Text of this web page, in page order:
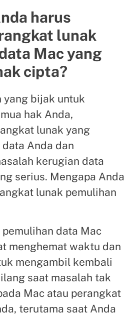
harus
lunak
Mac yang
cipta?
yang bijak untuk
hak Anda,
lunak yang
Anda dan
kerugian data
serius. Mengapa Anda
lunak pemulihan
data Mac
menghemat waktu dan
mengambil kembali
saat masalah tak
Mac atau perangkat
terutama saat Anda